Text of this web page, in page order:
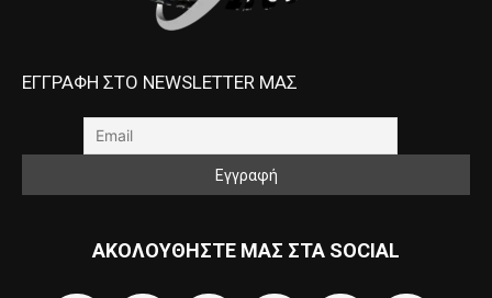
ΕΓΓΡΑΦΗ ΣΤΟ NEWSLETTER ΜΑΣ
ΑΚΟΛΟΥΘΗΣΤΕ ΜΑΣ ΣΤΑ SOCIAL